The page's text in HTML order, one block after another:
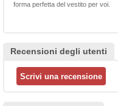
forma perfetta del vestito per voi.
Recensioni degli utenti